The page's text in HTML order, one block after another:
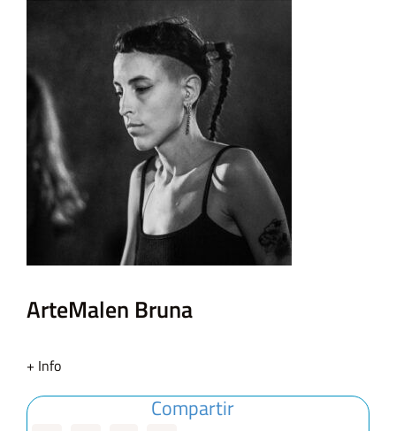
ArteMalen Bruna
+ Info
Compartir